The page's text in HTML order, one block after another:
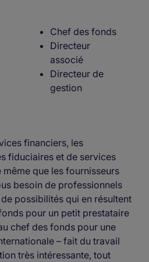
Chef des fonds
Directeur
associé
Directeur de
gestion
financiers, les
fiduciaires et de services
que les fournisseurs
besoin de professionnels
possibilités qui en résultent
pour un petit prestataire
chef des fonds pour une
– fait du travail
très intéressante, tout